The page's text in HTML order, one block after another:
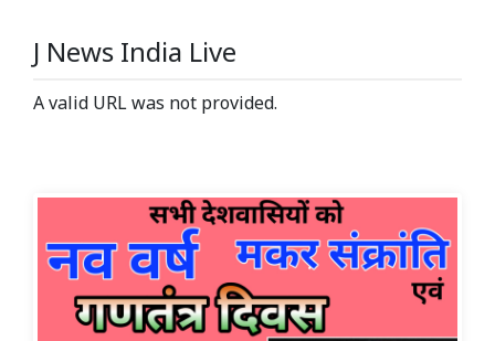
J News India Live
A valid URL was not provided.